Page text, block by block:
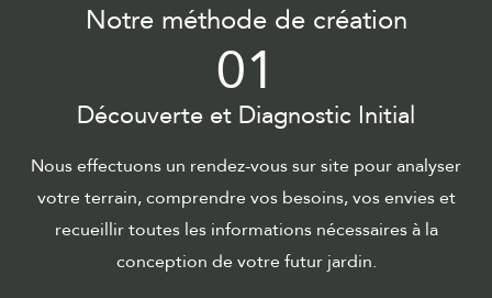
Notre méthode de création
01
Découverte et Diagnostic Initial
Nous effectuons un rendez-vous sur site pour analyser
votre terrain, comprendre vos besoins, vos envies et
recueillir toutes les informations nécessaires à la
conception de votre futur jardin.